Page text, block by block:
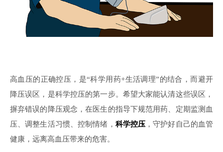
高血压的正确控压，是“科学用药+生活调理”的结合，而避开
降压误区，是科学控压的第一步。希望大家能认清这些误区，
摒弃错误的降压观念，在医生的指导下规范用药、定期监测血
压、调整生活习惯、控制情绪， 科学控压 ，守护好自己的血管
健康，远离高血压带来的危害。